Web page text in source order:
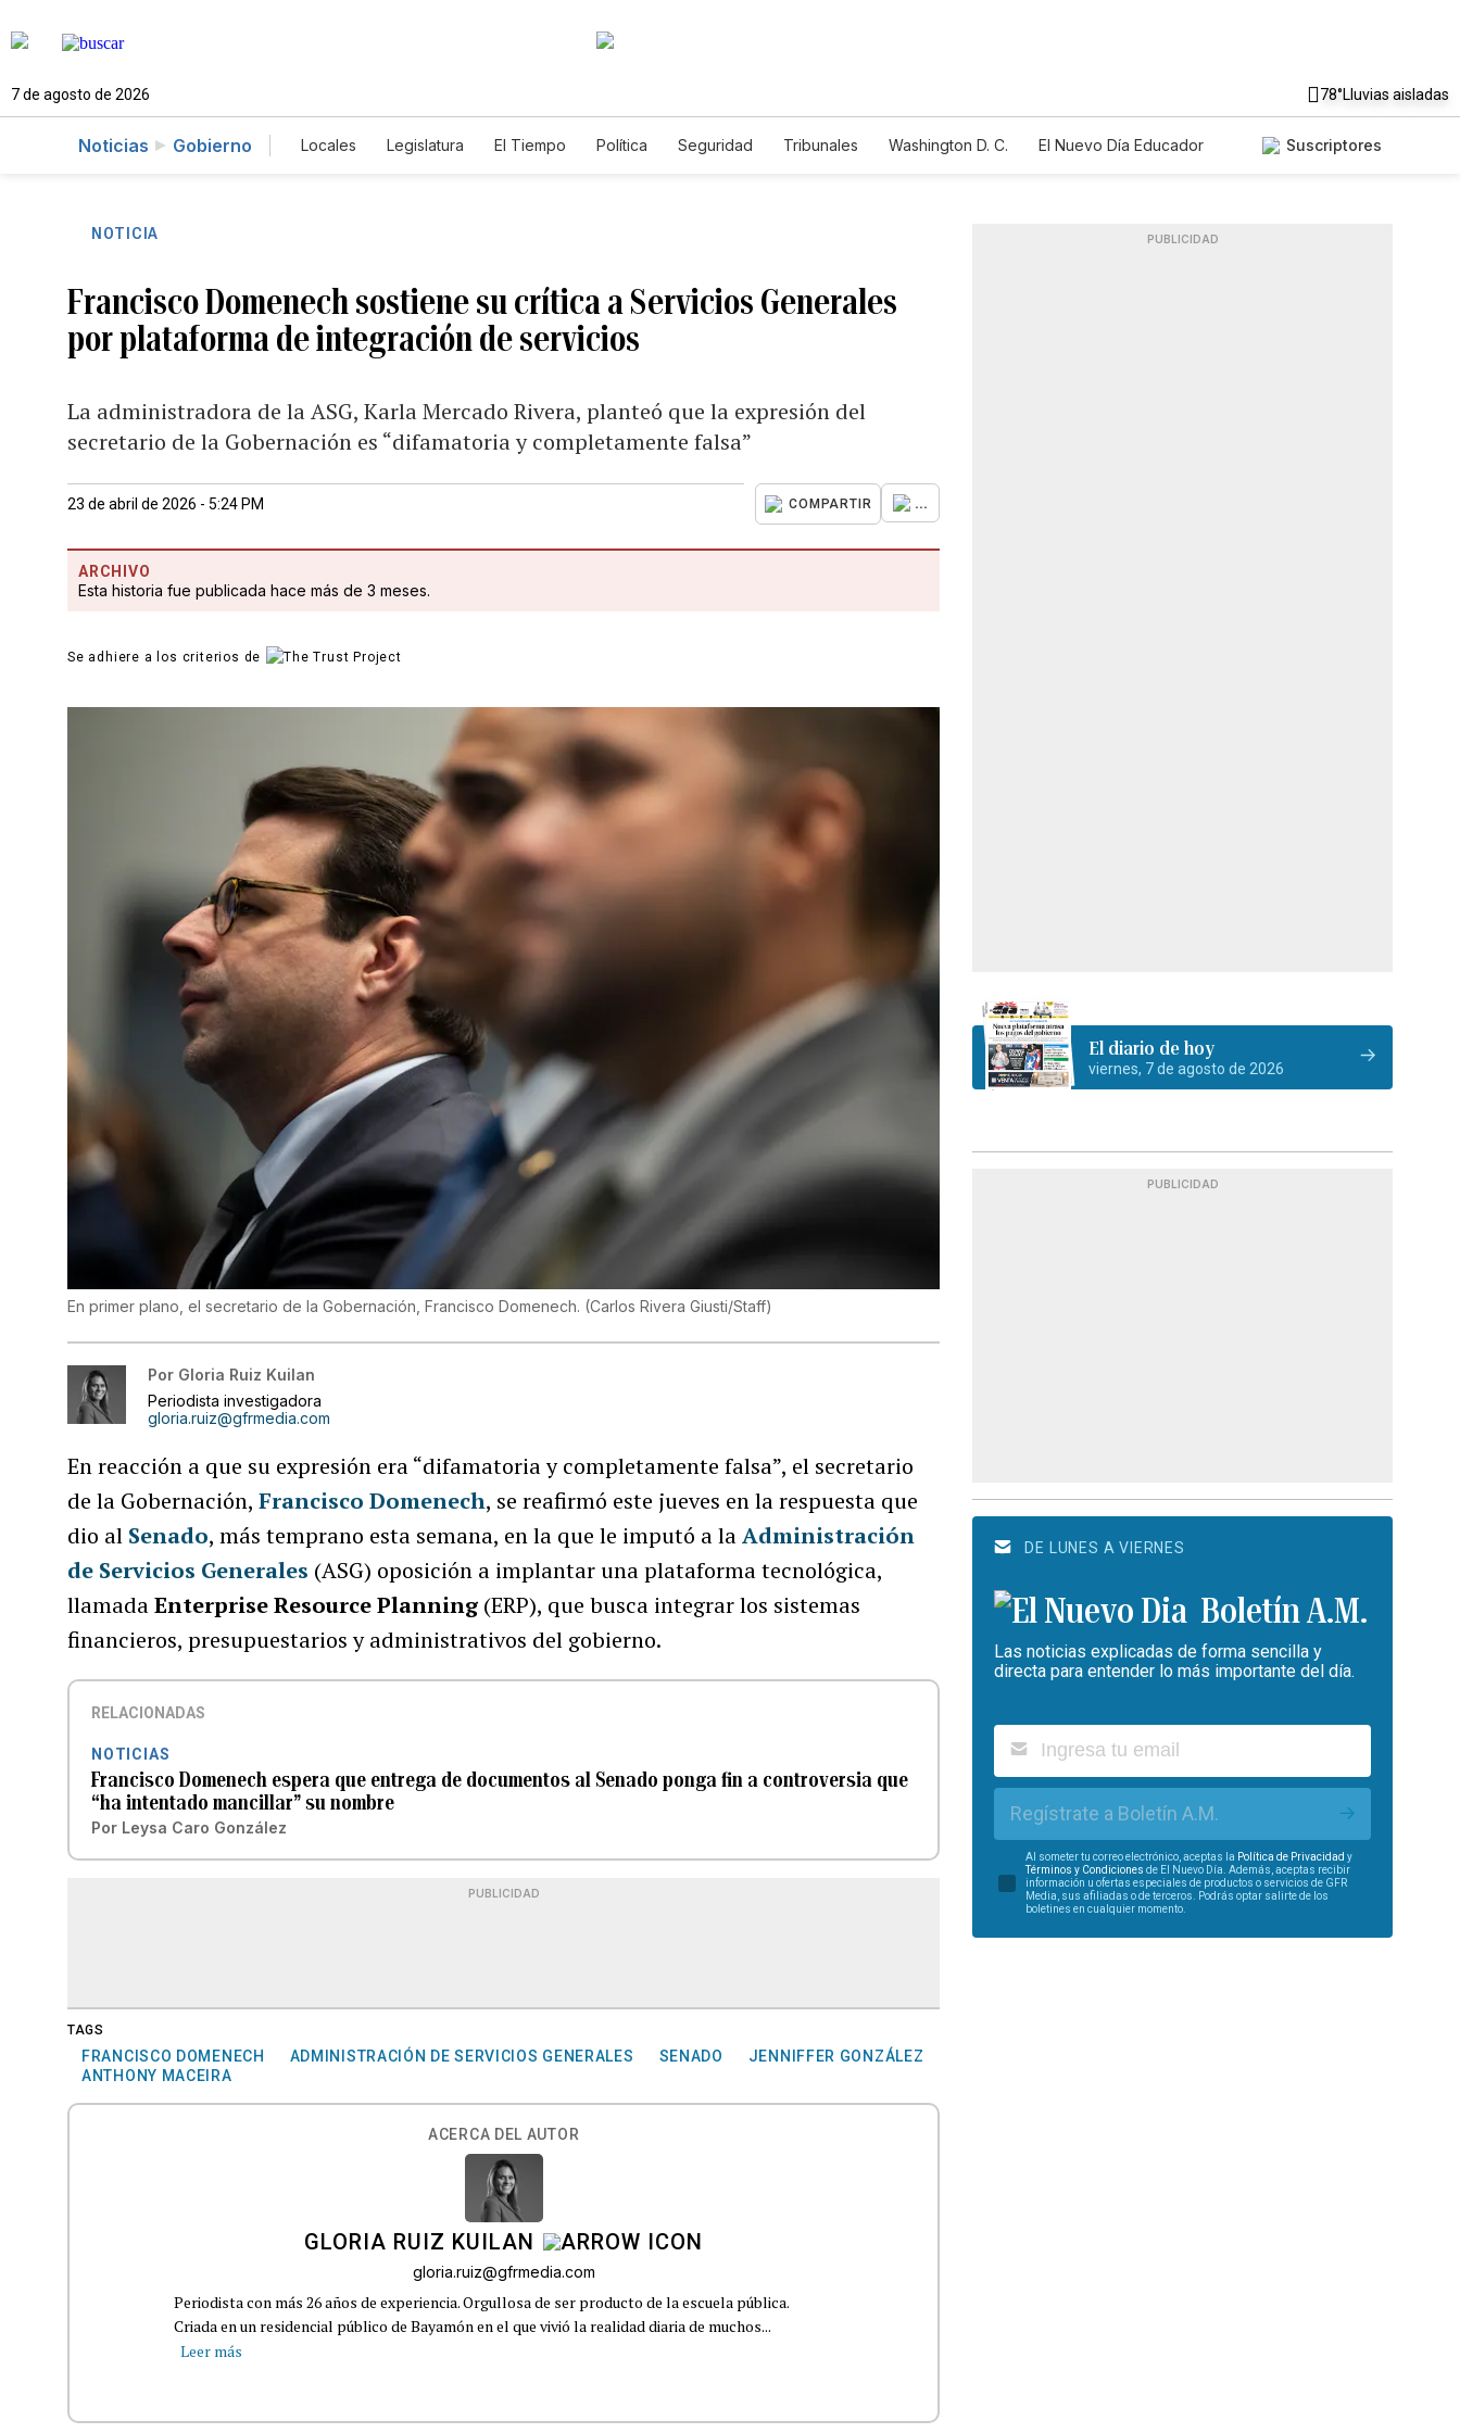
7 de agosto de 2026 78°Lluvias aisladas
Noticias Gobierno Locales Legislatura El Tiempo Política Seguridad Tribunales Washington D. C.
El Nuevo Día Educador
Suscriptores
NOTICIA
Francisco Domenech sostiene su crítica a Servicios Generales
por plataforma de integración de servicios
La administradora de la ASG, Karla Mercado Rivera, planteó que la expresión del
secretario de la Gobernación es “difamatoria y completamente falsa”
23 de abril de 2026 - 5:24 PM COMPARTIR ...
ARCHIVO
Esta historia fue publicada hace más de 3 meses.
Se adhiere a los criterios de
En primer plano, el secretario de la Gobernación, Francisco Domenech. (Carlos Rivera Giusti/Staff)
Por Gloria Ruiz Kuilan
Periodista investigadora
gloria.ruiz@gfrmedia.com
En reacción a que su expresión era “difamatoria y completamente falsa”, el secretario
de la Gobernación,Francisco Domenech, se reafirmó este jueves en la respuesta que
dio al Senado, más temprano esta semana, en la que le imputó a laAdministración
de Servicios Generales (ASG) oposición a implantar una plataforma tecnológica,
llamadaEnterprise Resource Planning (ERP), que busca integrar los sistemas
financieros, presupuestarios y administrativos del gobierno.
RELACIONADAS
NOTICIAS
Francisco Domenech espera que entrega de documentos al Senado ponga fin a controversia que
“ha intentado mancillar” su nombre
Por Leysa Caro González
PUBLICIDAD
TAGS
FRANCISCO DOMENECH ADMINISTRACIÓN DE SERVICIOS GENERALES SENADO
JENNIFFER GONZÁLEZ
ANTHONY MACEIRA
ACERCA DEL AUTOR
GLORIA RUIZ KUILAN
gloria.ruiz@gfrmedia.com
Periodista con más 26 años de experiencia. Orgullosa de ser producto de la escuela pública.
Criada en un residencial público de Bayamón en el que vivió la realidad diaria de muchos...
Leer más
PUBLICIDAD
El diario de hoy
viernes, 7 de agosto de 2026
PUBLICIDAD
DE LUNES A VIERNES
Boletín A.M.
Las noticias explicadas de forma sencilla y
directa para entender lo más importante del día.
Regístrate a Boletín A.M.
Al someter tu correo electrónico, aceptas la Política de Privacidad y
Términos y Condiciones de El Nuevo Día. Además, aceptas recibir
información u ofertas especiales de productos o servicios de GFR
Media, sus afiliadas o de terceros. Podrás optar salirte de los
boletines en cualquier momento.